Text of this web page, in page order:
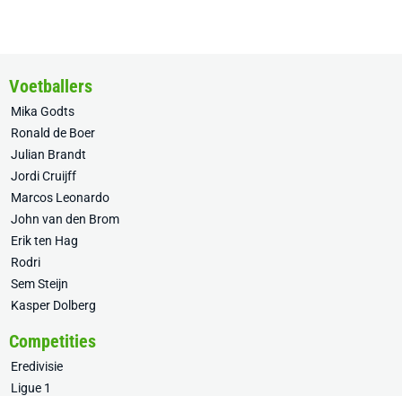
Voetballers
Mika Godts
Ronald de Boer
Julian Brandt
Jordi Cruijff
Marcos Leonardo
John van den Brom
Erik ten Hag
Rodri
Sem Steijn
Kasper Dolberg
Competities
Eredivisie
Ligue 1